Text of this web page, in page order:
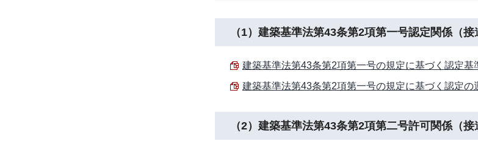
（1）建築基準法第43条第2項第一号認定関係（接
建築基準法第43条第2項第一号の規定に基づく認定
建築基準法第43条第2項第一号の規定に基づく認定
（2）建築基準法第43条第2項第二号許可関係（接